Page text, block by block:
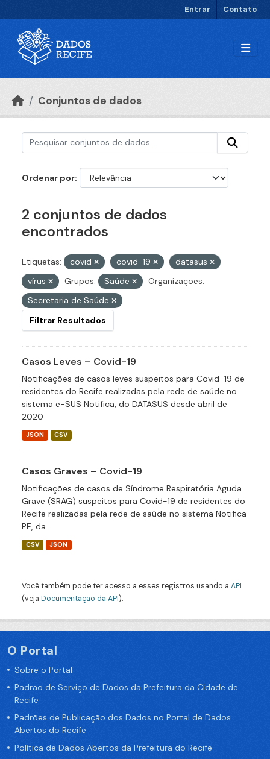
Entrar Contato
Conjuntos de dados
Ordenar por
2 conjuntos de dados
encontrados
Etiquetas: covid covid-19
datasus
vírus
Grupos: Saúde
Organizações:
Secretaria de Saúde
Filtrar Resultados
Casos Leves – Covid-19
Notificações de casos leves suspeitos para Covid-19 de
residentes do Recife realizadas pela rede de saúde no
sistema e-SUS Notifica, do DATASUS desde abril de
2020
JSON CSV
Casos Graves – Covid-19
Notificações de casos de Síndrome Respiratória Aguda
Grave (SRAG) suspeitos para Covid-19 de residentes do
Recife realizadas pela rede de saúde no sistema Notifica
PE, da...
CSV JSON
Você também pode ter acesso a esses registros usando a API
(veja Documentação da API).
O Portal
Sobre o Portal
Padrão de Serviço de Dados da Prefeitura da Cidade de
Recife
Padrões de Publicação dos Dados no Portal de Dados
Abertos do Recife
Política de Dados Abertos da Prefeitura do Recife